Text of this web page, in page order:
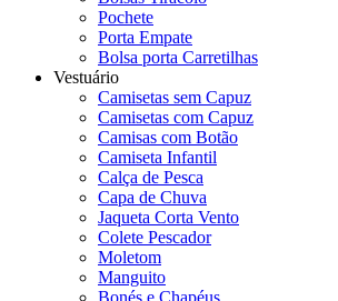
Pochete
Porta Empate
Bolsa porta Carretilhas
Vestuário
Camisetas sem Capuz
Camisetas com Capuz
Camisas com Botão
Camiseta Infantil
Calça de Pesca
Capa de Chuva
Jaqueta Corta Vento
Colete Pescador
Moletom
Manguito
Bonés e Chapéus